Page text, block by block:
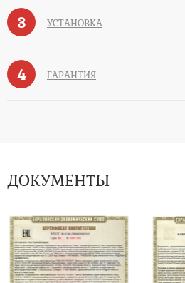
3 УСТАНОВКА
4 ГАРАНТИЯ
ДОКУМЕНТЫ